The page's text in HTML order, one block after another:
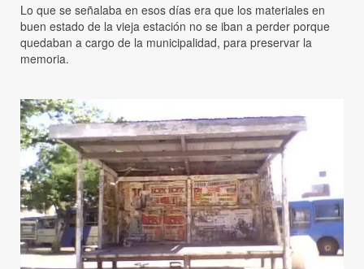
Lo que se señalaba en esos días era que los materiales en
buen estado de la vieja estación no se iban a perder porque
quedaban a cargo de la municipalidad, para preservar la
memoria.